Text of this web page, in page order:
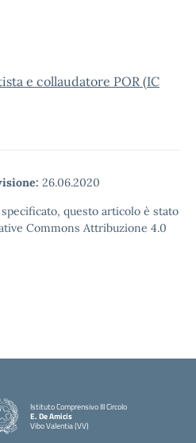
e collaudatore POR (IC
26.06.2020
questo articolo è stato
Commons Attribuzione 4.0
Istituto Comprensivo III Circolo
E. De Amicis
Vibo Valentia (VV)